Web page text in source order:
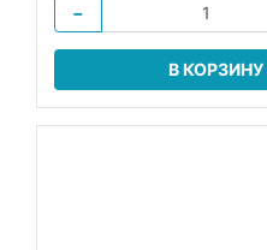
−
В КОРЗИНУ